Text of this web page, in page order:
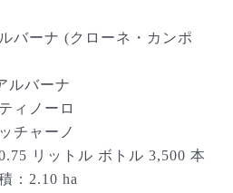
バーナ (クローネ・カンポ
ルバーナ
ィノーロ
チャーノ
リットル ボトル 3,500 本
：2.10 ha